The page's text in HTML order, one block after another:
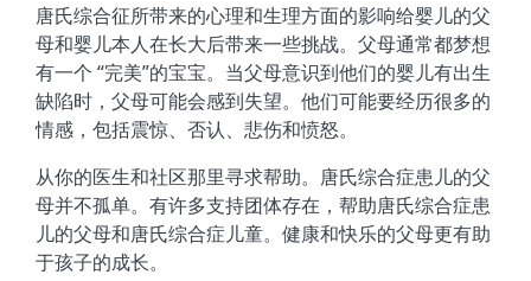
唐氏综合征所带来的心理和生理方面的影响给婴儿的父
母和婴儿本人在长大后带来一些挑战。父母通常都梦想
有一个 “完美”的宝宝。当父母意识到他们的婴儿有出生
缺陷时，父母可能会感到失望。他们可能要经历很多的
情感，包括震惊、否认、悲伤和愤怒。
从你的医生和社区那里寻求帮助。唐氏综合症患儿的父
母并不孤单。有许多支持团体存在，帮助唐氏综合症患
儿的父母和唐氏综合症儿童。健康和快乐的父母更有助
于孩子的成长。